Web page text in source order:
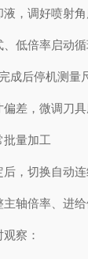
调好喷射角
倍率启动循
后停机测量尺
，微调刀具
量加工
切换自动连
倍率、进给
察：